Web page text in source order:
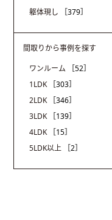
躯体現し
［379］
間取りから事例を探す
ワンルーム
［52］
1LDK
［303］
2LDK
［346］
3LDK
［139］
4LDK
［15］
5LDK以上
［2］